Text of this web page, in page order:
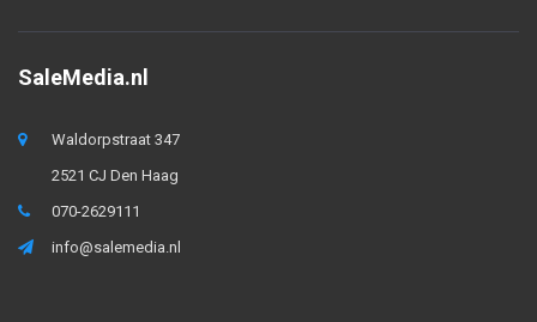
SaleMedia.nl
Waldorpstraat 347
2521 CJ Den Haag
070-2629111
info@salemedia.nl